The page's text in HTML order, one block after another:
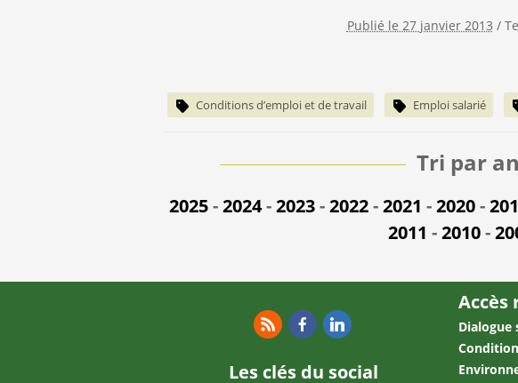
Publié le 27 janvier 2013 /
Conditions d’emploi et de travail Emploi salarié
Tri par
2025-2024-2023-2022-2021 -2020-
2011 -2010-
Les clés du social
Accès
Dialogue